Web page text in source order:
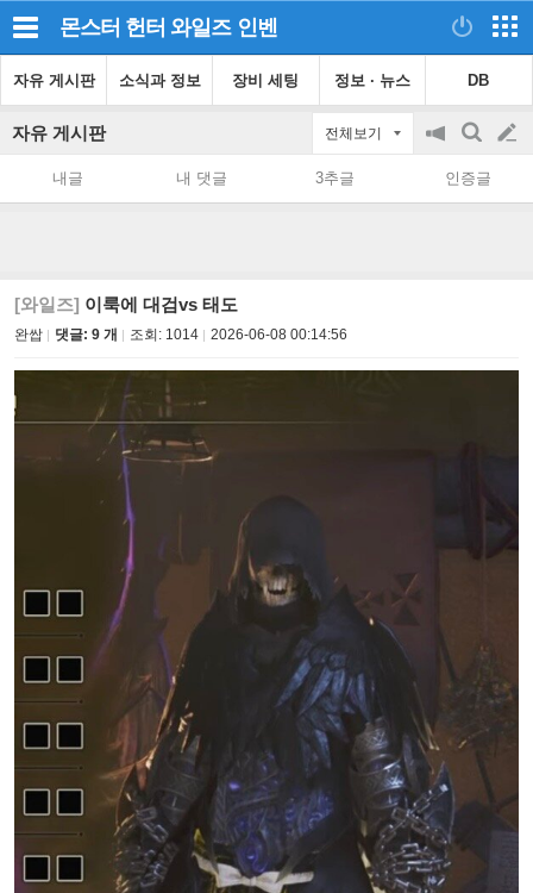
몬스터 헌터 와일즈 인벤
자유 게시판 소식과 정보 장비 세팅 정보 · 뉴스 DB
자유 게시판 전체보기
공
on/off
검
색
글
쓰
내글 내 댓글 3추글 인증글
[와일즈] 이룩에 대검vs 태도
완쌉 댓글: 9 개 조회: 1014 2026-06-08 00:14:56